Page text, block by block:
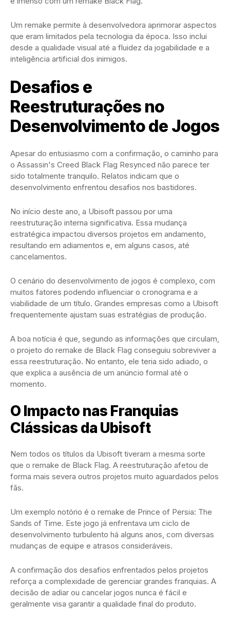
Um remake permite à desenvolvedora aprimorar aspectos
que eram limitados pela tecnologia da época. Isso inclui
desde a qualidade visual até a fluidez da jogabilidade e a
inteligência artificial dos inimigos.
Desafios e
Reestruturações no
Desenvolvimento de Jogos
Apesar do entusiasmo com a confirmação, o caminho para
o Assassin's Creed Black Flag Resynced não parece ter
sido totalmente tranquilo. Relatos indicam que o
desenvolvimento enfrentou desafios nos bastidores.
No início deste ano, a Ubisoft passou por uma
reestruturação interna significativa. Essa mudança
estratégica impactou diversos projetos em andamento,
resultando em adiamentos e, em alguns casos, até
cancelamentos.
O cenário do desenvolvimento de jogos é complexo, com
muitos fatores podendo influenciar o cronograma e a
viabilidade de um título. Grandes empresas como a Ubisoft
frequentemente ajustam suas estratégias de produção.
A boa notícia é que, segundo as informações que circulam,
o projeto do remake de Black Flag conseguiu sobreviver a
essa reestruturação. No entanto, ele teria sido adiado, o
que explica a ausência de um anúncio formal até o
momento.
O Impacto nas Franquias
Clássicas da Ubisoft
Nem todos os títulos da Ubisoft tiveram a mesma sorte
que o remake de Black Flag. A reestruturação afetou de
forma mais severa outros projetos muito aguardados pelos
fãs.
Um exemplo notório é o remake de Prince of Persia: The
Sands of Time. Este jogo já enfrentava um ciclo de
desenvolvimento turbulento há alguns anos, com diversas
mudanças de equipe e atrasos consideráveis.
A confirmação dos desafios enfrentados pelos projetos
reforça a complexidade de gerenciar grandes franquias. A
decisão de adiar ou cancelar jogos nunca é fácil e
geralmente visa garantir a qualidade final do produto.